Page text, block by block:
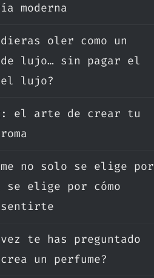
moderna
oler como un
de lujo… sin pagar el
lujo?
el arte de crear tu
no solo se elige por
se elige por cómo
te has preguntado
un perfume?